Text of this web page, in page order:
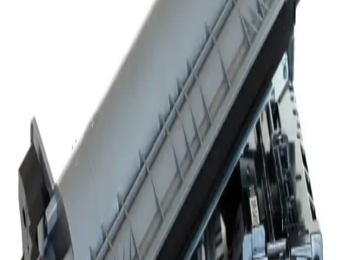
ve sorunları çözmek için kolay yöntemler sunar.
Pluscopy Tam Dolu Toner: Yüksek Kapasiteli ve
Ekonomik Yazıcı Toneri Seçenekleri
Pluscopy tam dolu toner, yüksek baskı kapasitesi ve net baskı
kalitesi sunar. Çevre dostu malzemelerle üretilen bu ekonomik toner,
çeşitli yazıcı modelleriyle uyumludur ve uzun ömürlü kullanım
sağlar.
Samsung C410W Toner Kartuşu: Yüksek Kaliteli
Renkli Baskı ve Performans Artışı
Samsung C410W toner kartuşu, CLP-410 ve CLX-4195 gibi
modellerle uyumlu, yüksek baskı kalitesi ve dayanıklılık sunar.
Kolay montajıyla yazıcınızın performansını artırır ve çevre dostu
geri dönüşüm imkanları sağlar.